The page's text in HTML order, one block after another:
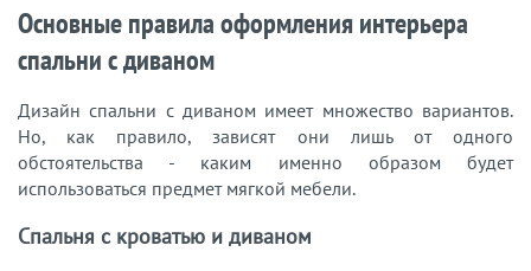
Основные правила оформления интерьера
спальни с диваном
Дизайн спальни с диваном имеет множество вариантов.
Но, как правило, зависят они лишь от одного
обстоятельства - каким именно образом будет
использоваться предмет мягкой мебели.
Спальня с кроватью и диваном